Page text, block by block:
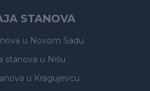
STANOVA
u Novom Sadu
stanova u Nišu
u Kragujevcu